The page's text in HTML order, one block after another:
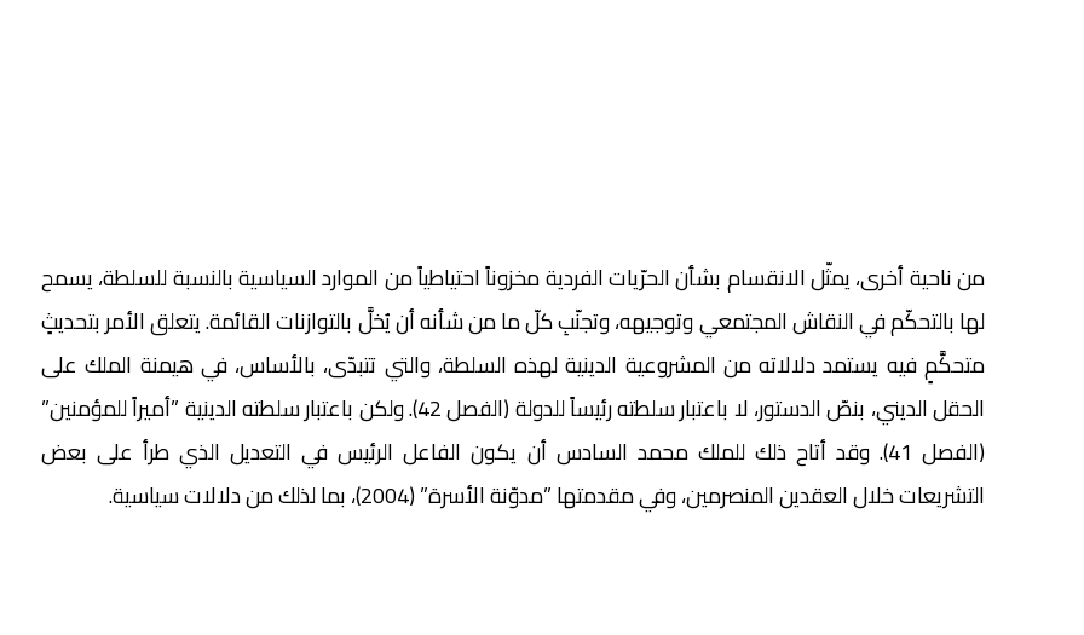
من ناحية أخرى، يمثّل الانقسام بشأن الحرّيات الفردية مخزوناً احتياطياً من الموارد السياسية بالنسبة للسلطة، يسمح
لها بالتحكّم في النقاش المجتمعي وتوجيهه، وتجنّبِ كلّ ما من شأنه أن يُخلَّ بالتوازنات القائمة. يتعلق الأمر بتحديثٍ
متحكَّمٍ فيه يستمد دلالاته من المشروعية الدينية لهذه السلطة، والتي تتبدّى، بالأساس، في هيمنة الملك على
الحقل الديني، بنصّ الدستور، لا باعتبار سلطته رئيساً للدولة (الفصل 42). ولكن باعتبار سلطته الدينية ”أميراً للمؤمنين”
(الفصل 41). وقد أتاح ذلك للملك محمد السادس أن يكون الفاعل الرئيس في التعديل الذي طرأ على بعض
التشريعات خلال العقدين المنصرمين، وفي مقدمتها ”مدوّنة الأسرة” (2004)، بما لذلك من دلالات سياسية.